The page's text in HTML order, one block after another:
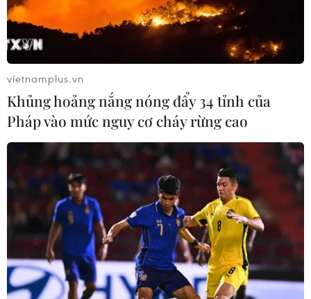
Boko Haram ẩn náu trong vùng Hồ Chad thuộc khu vực
biên giới chung của các nước Cameroon, Cộng hòa
vietnamplus.vn
Khủng hoảng nắng nóng đẩy 34 tỉnh của
Pháp vào mức nguy cơ cháy rừng cao